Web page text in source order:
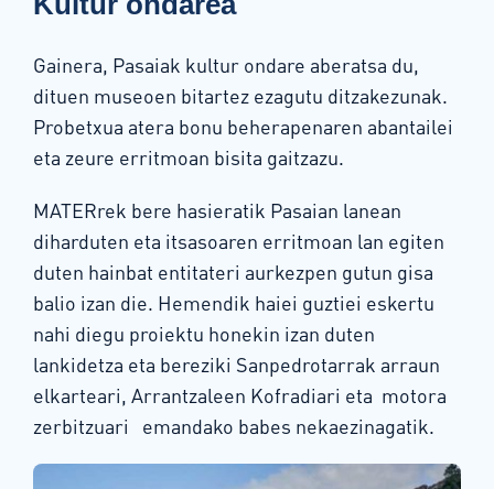
Gainera, Pasaiak kultur ondare aberatsa du,
dituen museoen bitartez ezagutu ditzakezunak.
Probetxua atera bonu beherapenaren abantailei
eta zeure erritmoan bisita gaitzazu.
MATERrek bere hasieratik Pasaian lanean
diharduten eta itsasoaren erritmoan lan egiten
duten hainbat entitateri aurkezpen gutun gisa
balio izan die. Hemendik haiei guztiei eskertu
nahi diegu proiektu honekin izan duten
lankidetza eta bereziki Sanpedrotarrak arraun
elkarteari, Arrantzaleen Kofradiari eta motora
zerbitzuari emandako babes nekaezinagatik.